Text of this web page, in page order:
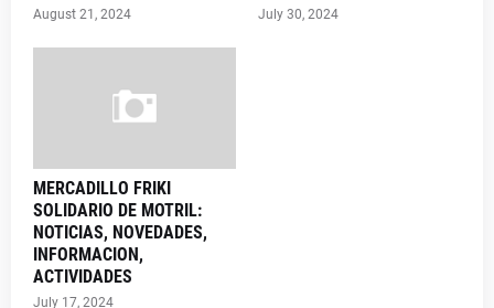
August 21, 2024 July 30, 2024
MERCADILLO FRIKI
SOLIDARIO DE MOTRIL:
NOTICIAS, NOVEDADES,
INFORMACION,
ACTIVIDADES
July 17, 2024